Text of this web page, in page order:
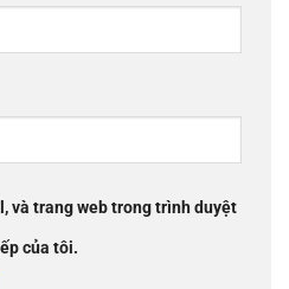
và trang web trong trình duyệt
của tôi.